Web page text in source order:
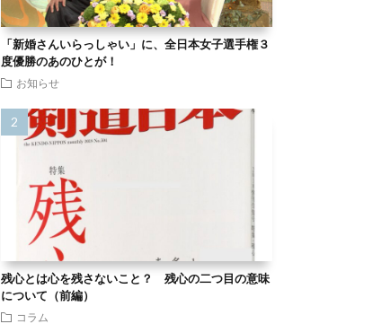
「新婚さんいらっしゃい」に、全日本女子選手権３
度優勝のあのひとが！
お知らせ
残心とは心を残さないこと？ 残心の二つ目の意味
について（前編）
コラム